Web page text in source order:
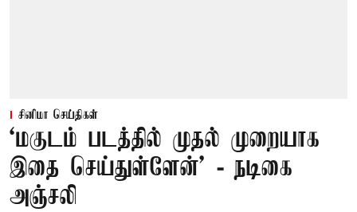
சினிமா செய்திகள்
‘மகுடம் படத்தில் முதல் முறையாக
இதை செய்துள்ளேன்’ - நடிகை
அஞ்சலி